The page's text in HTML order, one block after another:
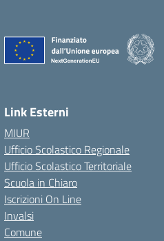
Link Esterni
MIUR
Ufficio Scolastico Regionale
Ufficio Scolastico Territoriale
Scuola in Chiaro
Iscrizioni On Line
Invalsi
Comune